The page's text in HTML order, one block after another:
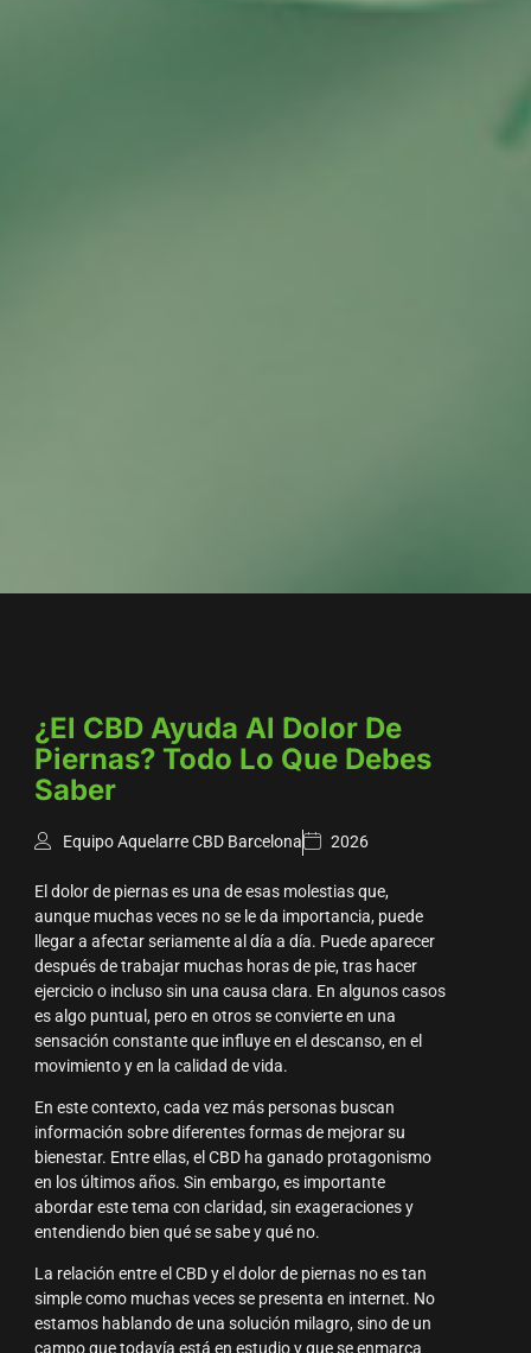
¿El CBD Ayuda Al Dolor De
Piernas? Todo Lo Que Debes
Saber
Equipo Aquelarre CBD Barcelona 2026
El dolor de piernas es una de esas molestias que,
aunque muchas veces no se le da importancia, puede
llegar a afectar seriamente al día a día. Puede aparecer
después de trabajar muchas horas de pie, tras hacer
ejercicio o incluso sin una causa clara. En algunos casos
es algo puntual, pero en otros se convierte en una
sensación constante que influye en el descanso, en el
movimiento y en la calidad de vida.
En este contexto, cada vez más personas buscan
información sobre diferentes formas de mejorar su
bienestar. Entre ellas, el CBD ha ganado protagonismo
en los últimos años. Sin embargo, es importante
abordar este tema con claridad, sin exageraciones y
entendiendo bien qué se sabe y qué no.
La relación entre el CBD y el dolor de piernas no es tan
simple como muchas veces se presenta en internet. No
estamos hablando de una solución milagro, sino de un